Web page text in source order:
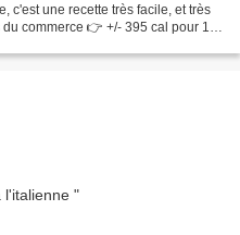
c'est une recette très facile, et très
commerce 👉 +/- 395 cal pour 1